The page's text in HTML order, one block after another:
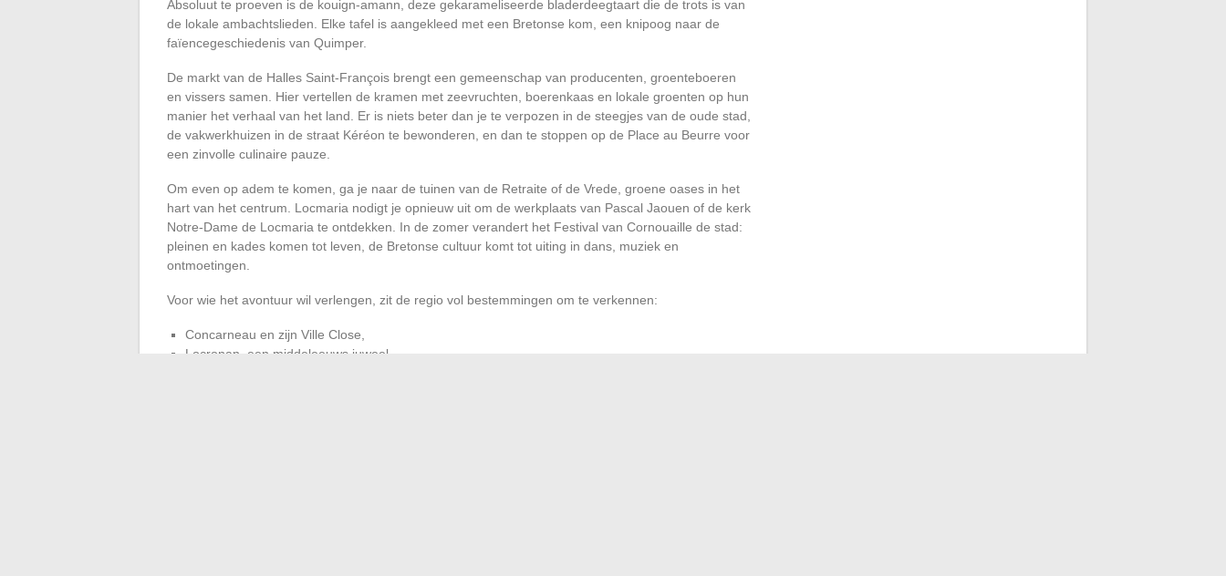
Absoluut te proeven is de kouign-amann, deze gekarameliseerde bladerdeegtaart die de trots is van
de lokale ambachtslieden. Elke tafel is aangekleed met een Bretonse kom, een knipoog naar de
faïencegeschiedenis van Quimper.
De markt van de Halles Saint-François brengt een gemeenschap van producenten, groenteboeren
en vissers samen. Hier vertellen de kramen met zeevruchten, boerenkaas en lokale groenten op hun
manier het verhaal van het land. Er is niets beter dan je te verpozen in de steegjes van de oude stad,
de vakwerkhuizen in de straat Kéréon te bewonderen, en dan te stoppen op de Place au Beurre voor
een zinvolle culinaire pauze.
Om even op adem te komen, ga je naar de tuinen van de Retraite of de Vrede, groene oases in het
hart van het centrum. Locmaria nodigt je opnieuw uit om de werkplaats van Pascal Jaouen of de kerk
Notre-Dame de Locmaria te ontdekken. In de zomer verandert het Festival van Cornouaille de stad:
pleinen en kades komen tot leven, de Bretonse cultuur komt tot uiting in dans, muziek en
ontmoetingen.
Voor wie het avontuur wil verlengen, zit de regio vol bestemmingen om te verkennen:
Concarneau en zijn Ville Close,
Locronan, een middeleeuws juweel,